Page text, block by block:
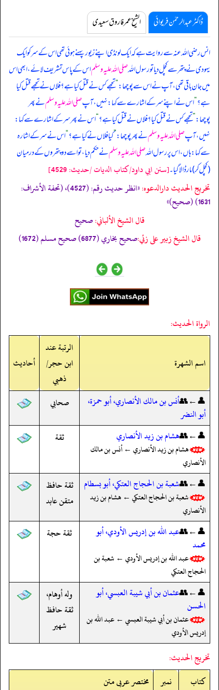
ڈاکٹر عبدالرحمٰن فریوائی الشیخ عمر فاروق سعیدی
انس رضی اللہ عنہ سے روایت ہے کہایک لونڈی اپنے زیور پہنے ہوئی تھی اس کے سر کو ایک
یہودی نے پتھر سے کچل دیا تو رسول اللہصلی اللہ علیہ وسلماس کے پاس تشریف لائے، ابھی اس
میں جان باقی تھی، آپ نے اس سے پوچھا:”تجھے کس نے قتل کیا ہے؟ فلاں نے تجھے قتل کیا
ہے؟“اس نے اپنے سر کے اشارے سے کہا: نہیں، آپصلی اللہ علیہ وسلمنے پھر
پوچھا:”تجھے کس نے قتل کیا؟ فلاں نے قتل کیا ہے؟“اس نے پھر سر کے اشارے سے کہا:
نہیں، آپصلی اللہ علیہ وسلمنے پھر پوچھا:”کیا فلاں نے کیا ہے؟“اس نے سر کے اشارہ
سے کہا: ہاں، اس پر رسول اللہصلی اللہ علیہ وسلمنے حکم دیا، تو اسے دو پتھروں کے درمیان
(کچل کر) مار ڈالا گیا۔[سنن ابي داود/كتاب الديات /حدیث: 4529]
تخریج الحدیث دارالدعوہ:
«‏‏‏‏انظر حدیث رقم: (4527)، (تحفة الأشراف:
1631) (صحیح)»
قال الشيخ الألباني:صحيح
قال الشيخ زبير على زئي:صحيح بخاري (6877) صحيح مسلم (1672)
الرواة الحديث:
اسم الشهرة
الرتبة عند
ابن حجر/
ذهبي
أحاديث
👤←👥أنس بن مالك الأنصاري، أبو حمزة،
أبو النضر
صحابي
👤←👥هشام بن زيد الأنصاري
هشام بن زيد الأنصاري ← أنس بن مالك
الأنصاري
ثقة
👤←👥شعبة بن الحجاج العتكي، أبو بسطام
شعبة بن الحجاج العتكي ← هشام بن زيد
الأنصاري
ثقة حافظ
متقن عابد
👤←👥عبد الله بن إدريس الأودي، أبو
محمد
عبد الله بن إدريس الأودي ← شعبة بن
الحجاج العتكي
ثقة حجة
👤←👥عثمان بن أبي شيبة العبسي، أبو
الحسن
عثمان بن أبي شيبة العبسي ← عبد الله بن
إدريس الأودي
وله أوهام،
ثقة حافظ
شهير
تخريج الحديث:
کتاب
نمبر
مختصر عربی متن